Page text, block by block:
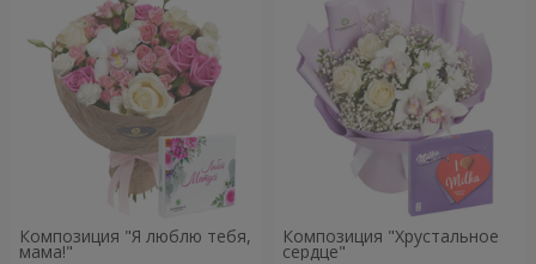
Композиция "Я люблю тебя,
мама!"
Композиция "Хрустальное
сердце"